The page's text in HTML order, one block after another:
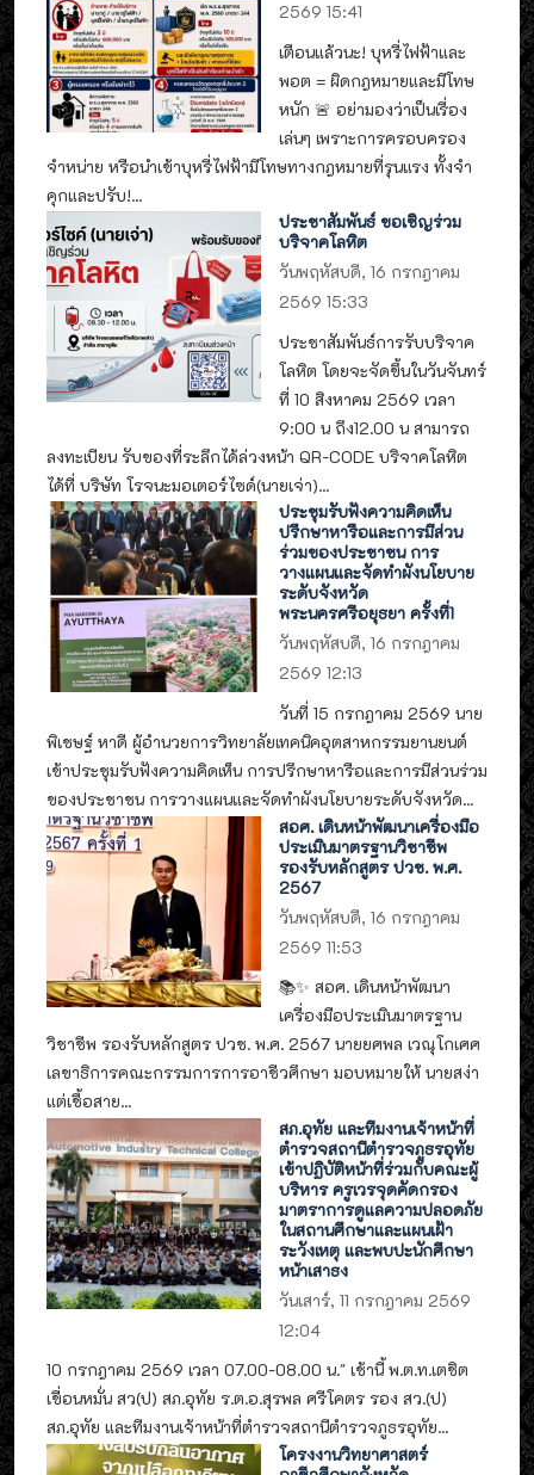
2569 15:41
เตือนแล้วนะ! บุหรี่ไฟฟ้าและ
พอต = ผิดกฎหมายและมีโทษ
หนัก 🚨 อย่ามองว่าเป็นเรื่อง
เล่นๆ เพราะการครอบครอง
จำหน่าย หรือนำเข้าบุหรี่ไฟฟ้ามีโทษทางกฎหมายที่รุนแรง ทั้งจำ
คุกและปรับ!...
ประชาสัมพันธ์ ขอเชิญร่วม
บริจาคโลหิต
วันพฤหัสบดี, 16 กรกฎาคม
2569 15:33
ประชาสัมพันธ์การรับบริจาค
โลหิต โดยจะจัดขึ้นในวันจันทร์
ที่ 10 สิงหาคม 2569 เวลา
9:00 น ถึง12.00 น สามารถ
ลงทะเบียน รับของที่ระลึกได้ล่วงหน้า QR-CODE บริจาคโลหิต
ได้ที่ บริษัท โรจนะมอเตอร์ไซด์(นายเจ่า)...
ประชุมรับฟังความคิดเห็น
ปรึกษาหารือและการมีส่วน
ร่วมของประชาชน การ
วางแผนและจัดทำผังนโยบาย
ระดับจังหวัด
พระนครศรีอยุธยา ครั้งที่1
วันพฤหัสบดี, 16 กรกฎาคม
2569 12:13
วันที่ 15 กรกฎาคม 2569 นาย
พิเชษฐ์ หาดี ผู้อำนวยการวิทยาลัยเทคนิคอุตสาหกรรมยานยนต์
เข้าประชุมรับฟังความคิดเห็น การปรึกษาหารือและการมีส่วนร่วม
ของประชาชน การวางแผนและจัดทำผังนโยบายระดับจังหวัด...
สอศ. เดินหน้าพัฒนาเครื่องมือ
ประเมินมาตรฐานวิชาชีพ
รองรับหลักสูตร ปวช. พ.ศ.
2567
วันพฤหัสบดี, 16 กรกฎาคม
2569 11:53
📚✨ สอศ. เดินหน้าพัฒนา
เครื่องมือประเมินมาตรฐาน
วิชาชีพ รองรับหลักสูตร ปวช. พ.ศ. 2567 นายยศพล เวณุโกเศศ
เลขาธิการคณะกรรมการการอาชีวศึกษา มอบหมายให้ นายสง่า
แต่เชื้อสาย...
สภ.อุทัย และทีมงานเจ้าหน้าที่
ตำรวจสถานีตำรวจภูธรอุทัย
เข้าปฏิบัติหน้าที่ร่วมกับคณะผู้
บริหาร ครูเวรจุดคัดกรอง
มาตราการดูแลความปลอดภัย
ในสถานศึกษาและแผนเฝ้า
ระวังเหตุ และพบปะนักศึกษา
หน้าเสาธง
วันเสาร์, 11 กรกฎาคม 2569
12:04
10 กรกฎาคม 2569 เวลา 07.00-08.00 น." เช้านี้ พ.ต.ท.เตชิต
เขื่อนหมั่น สว(ป) สภ.อุทัย ร.ต.อ.สุรพล ศรีโคตร รอง สว.(ป)
สภ.อุทัย และทีมงานเจ้าหน้าที่ตำรวจสถานีตำรวจภูธรอุทัย...
โครงงานวิทยาศาสตร์